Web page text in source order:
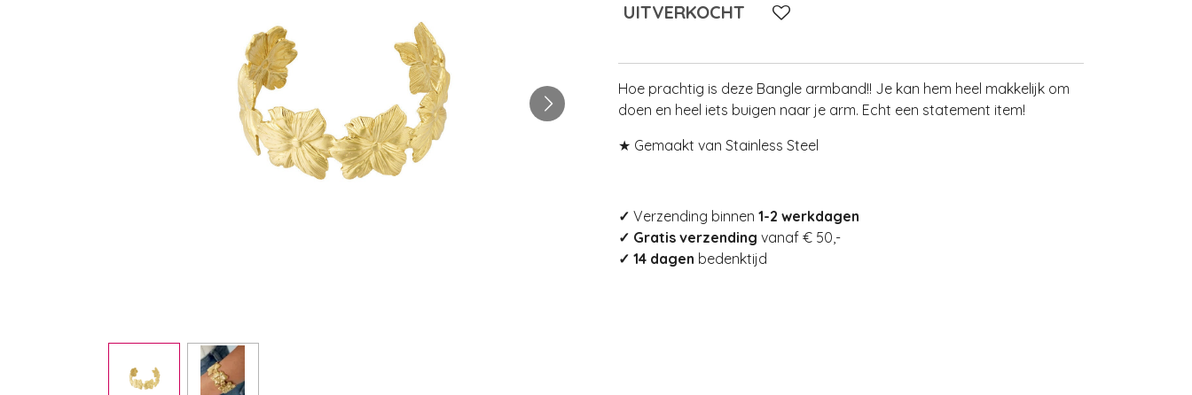
UITVERKOCHT
Hoe prachtig is deze Bangle armband!! Je kan hem heel makkelijk om
doen en heel iets buigen naar je arm. Echt een statement item!
★ Gemaakt van Stainless Steel
✓ Verzending binnen 1-2 werkdagen
✓ Gratis verzending vanaf € 50,-
✓ 14 dagen bedenktijd